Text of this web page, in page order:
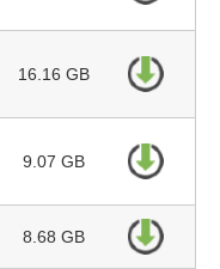
16.16 GB
9.07 GB
8.68 GB